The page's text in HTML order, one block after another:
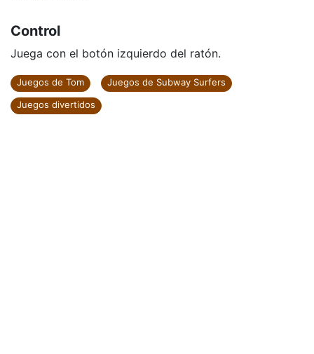
Control
Juega con el botón izquierdo del ratón.
Juegos de Tom
Juegos de Subway Surfers
Juegos divertidos